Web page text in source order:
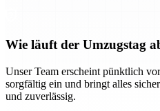
Wie läuft der Umzugstag
Unser Team erscheint pünktlich
sorgfältig ein und bringt alles
und zuverlässig.